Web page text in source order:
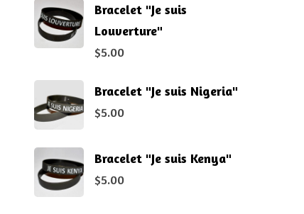
Bracelet "Je suis
Louverture"
$5.00
Bracelet "Je suis Nigeria"
$5.00
Bracelet "Je suis Kenya"
$5.00